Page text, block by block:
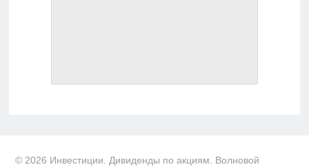
© 2026 Инвестиции. Дивиденды по акциям. Волновой